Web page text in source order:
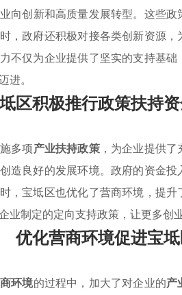
业向创新和高质量发展转型。这些
，政府还积极对接各类创新资源
不仅为企业提供了坚实的支持基
进。
区积极推行政策扶持
多项产业扶持政策，为企业提供了
造良好的发展环境。政府的资金
，宝坻区也优化了营商环境，提
业制定的定向支持政策，让更多
优化营商环境促进宝
环境的过程中，加大了对企业的产